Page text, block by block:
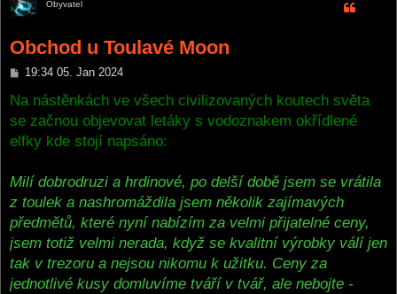
Obyvatel
Obchod u Toulavé Moon
P
s
19:34 05. Jan 2024
Na nástěnkách ve všech civilizovaných koutech světa
se začnou objevovat letáky s vodoznakem okřídlené
elfky kde stojí napsáno:
Milí dobrodruzi a hrdinové, po delší době jsem se vrátila
z toulek a nashromáždila jsem několik zajímavých
předmětů, které nyní nabízím za velmi přijatelné ceny,
jsem totiž velmi nerada, když se kvalitní výrobky válí jen
tak v trezoru a nejsou nikomu k užitku. Ceny za
jednotlivé kusy domluvíme tváří v tvář, ale nebojte -